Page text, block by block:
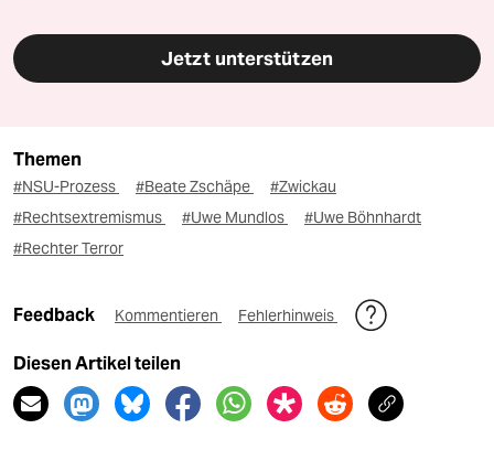
Jetzt unterstützen
Themen
#NSU-Prozess #Beate Zschäpe
#Zwickau
#Rechtsextremismus
#Uwe Mundlos
#Uwe Böhnhardt
#Rechter Terror
Feedback Kommentieren Fehlerhinweis
Diesen Artikel teilen